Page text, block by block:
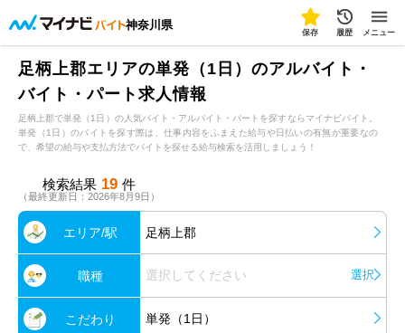
神奈川県
保存 履歴 メニュー
足柄上郡エリアの単発（1日）のアルバイト・
バイト・パート求人情報
足柄上郡で単発（1日）の人気バイト・アルバイト・パートを探すならマイナビバイト。
単発（1日）のバイトを探す際は、仕事内容をふまえた給与や日払いの有無が重要なの
で、希望の給与や支払方法でバイトを探せる給与検索を活用しましょう！
検索結果 19 件
（最終更新日：2026年8月9日）
エリア/駅 足柄上郡
職種 選択してください 選択
こだわり 単発（1日）